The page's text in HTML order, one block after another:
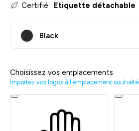
Certifié : Etiquette détachable
Black
Choisissez vos emplacements
Importez vos logos à l'emplacement souhaité